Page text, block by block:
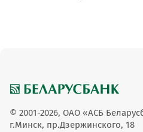
© 2001-2026, ОАО «АСБ
г.Минск, пр.Дзержинского, 18